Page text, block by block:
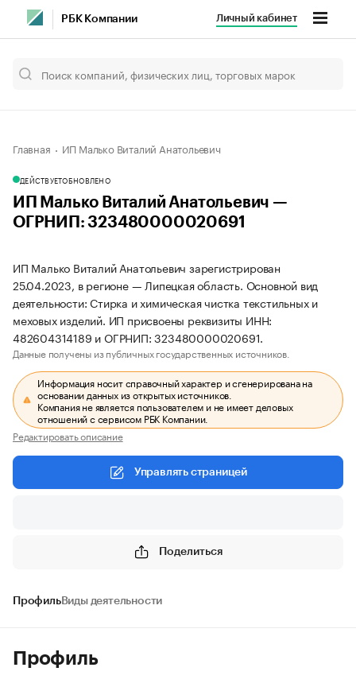
РБК Компании Личный кабинет
Главная ИП Малько Виталий Анатольевич
ДЕЙСТВУЕТОБНОВЛЕНО
ИП Малько Виталий Анатольевич —
ОГРНИП: 323480000020691
ИП Малько Виталий Анатольевич зарегистрирован
25.04.2023, в регионе — Липецкая область. Основной вид
деятельности: Стирка и химическая чистка текстильных и
меховых изделий. ИП присвоены реквизиты ИНН:
482604314189 и ОГРНИП: 323480000020691.
Данные получены из публичных государственных источников.
Информация носит справочный характер и сгенерирована на
основании данных из открытых источников.
Компания не является пользователем и не имеет деловых
отношений с сервисом РБК Компании.
Редактировать описание
Управлять страницей
Поделиться
ПрофильВиды деятельности
Профиль